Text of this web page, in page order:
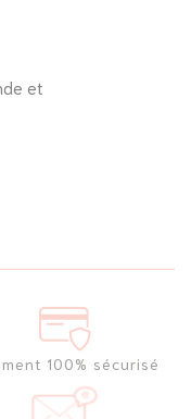
et
100% sécurisé